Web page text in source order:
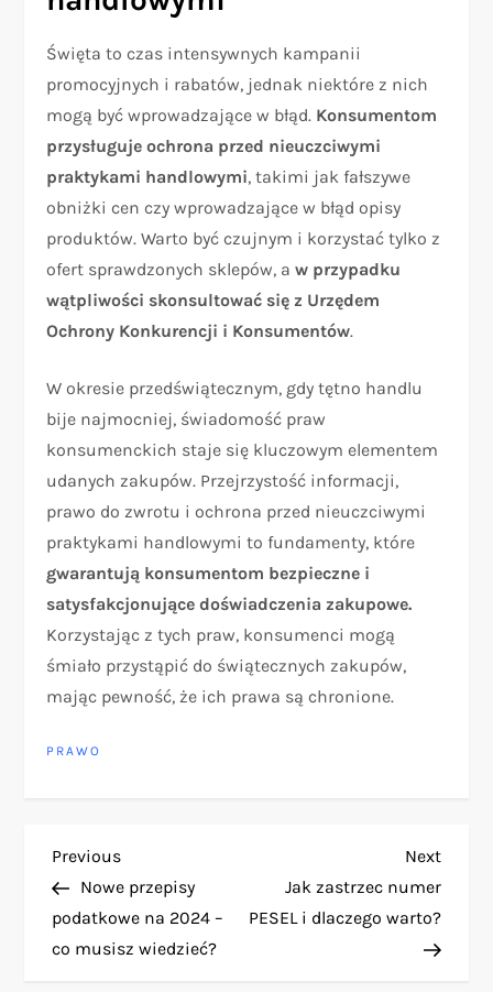
Święta to czas intensywnych kampanii
promocyjnych i rabatów, jednak niektóre z nich
mogą być wprowadzające w błąd. Konsumentom
przysługuje ochrona przed nieuczciwymi
praktykami handlowymi, takimi jak fałszywe
obniżki cen czy wprowadzające w błąd opisy
produktów. Warto być czujnym i korzystać tylko z
ofert sprawdzonych sklepów, aw przypadku
wątpliwości skonsultować się z Urzędem
Ochrony Konkurencji i Konsumentów.
W okresie przedświątecznym, gdy tętno handlu
bije najmocniej, świadomość praw
konsumenckich staje się kluczowym elementem
udanych zakupów. Przejrzystość informacji,
prawo do zwrotu i ochrona przed nieuczciwymi
praktykami handlowymi to fundamenty, które
gwarantują konsumentom bezpieczne i
satysfakcjonujące doświadczenia zakupowe.
Korzystając z tych praw, konsumenci mogą
śmiało przystąpić do świątecznych zakupów,
mając pewność, że ich prawa są chronione.
PRAWO
N
a
w
Previous
Post
Previous
Nowe przepisy
podatkowe na 2024 –
co musisz wiedzieć?
Next
Post
Next
Jak zastrzec numer
PESEL i dlaczego warto?